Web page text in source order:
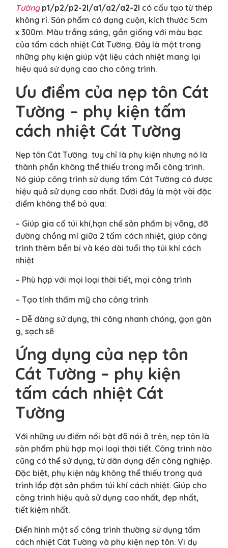
Tườngp1/p2/p2-2l/a1/a2/a2-2l có cấu tạo từ thép
không rỉ. Sản phẩm có dạng cuộn, kích thước 5cm
x 300m. Màu trắng sáng, gần giống với màu bạc
của tấm cách nhiệt Cát Tường. Đây là một trong
những phụ kiện giúp vật liệu cách nhiệt mang lại
hiệu quả sử dụng cao cho công trình.
Ưu điểm của nẹp tôn Cát
Tường – phụ kiện tấm
cách nhiệt Cát Tường
Nẹp tôn Cát Tường tuy chỉ là phụ kiện nhưng nó là
thành phần không thể thiếu trong mỗi công trình.
Nó giúp công trình sử dụng tấm Cát Tường có được
hiệu quả sử dụng cao nhất. Dưới đây là một vài đặc
điểm không thể bỏ qua:
– Giúp gia cố túi khí,hạn chế sản phẩm bị võng, đỡ
đường chồng mí giữa 2 tấm cách nhiệt, giúp công
trình thêm bền bỉ và kéo dài tuổi thọ túi khí cách
nhiệt
– Phù hợp với mọi loại thời tiết, mọi công trình
– Tạo tính thẩm mỹ cho công trình
– Dễ dàng sử dụng, thi công nhanh chóng, gọn gàn
g, sạch sẽ
Ứng dụng của nẹp tôn
Cát Tường – phụ kiện
tấm cách nhiệt Cát
Tường
Với những ưu điểm nổi bật đã nói ở trên, nẹp tôn là
sản phẩm phù hợp mọi loại thời tiết. Công trình nào
cũng có thể sử dụng, từ dân dụng đến công nghiệp.
Đặc biệt, phụ kiện này không thể thiếu trong quá
trình lắp đặt sản phẩm túi khí cách nhiệt. Giúp cho
công trình hiệu quả sử dụng cao nhất, đẹp nhất,
tiết kiệm nhất.
Điển hình một số công trình thường sử dụng tấm
cách nhiệt Cát Tường và phụ kiện nẹp tôn. Vi dụ